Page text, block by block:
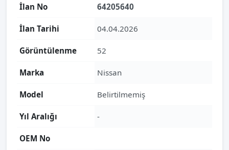
İlan No 64205640
İlan Tarihi 04.04.2026
Görüntülenme 52
Marka Nissan
Model Belirtilmemiş
Yıl Aralığı -
OEM No